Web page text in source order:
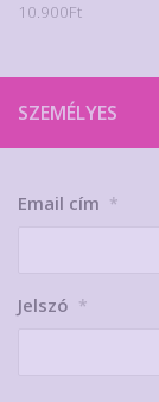
10.900Ft
SZEMÉLYES
Email cím *
Jelszó *